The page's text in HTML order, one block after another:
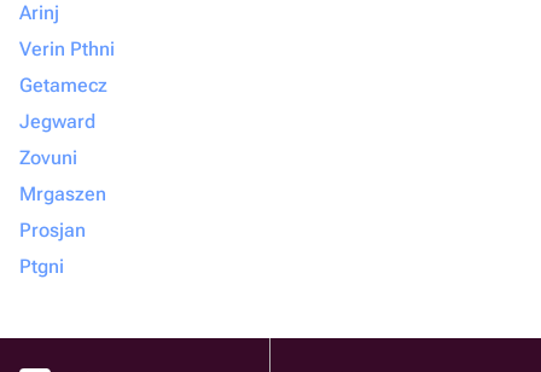
Arinj
Verin Pthni
Getamecz
Jegward
Zovuni
Mrgaszen
Prosjan
Ptgni